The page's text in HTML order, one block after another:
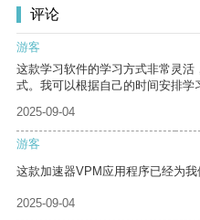
评论
游客
这款学习软件的学习方式非常灵
式。我可以根据自己的时间安排学
2025-09-04
游客
这款加速器VPM应用程序已经为我
2025-09-04